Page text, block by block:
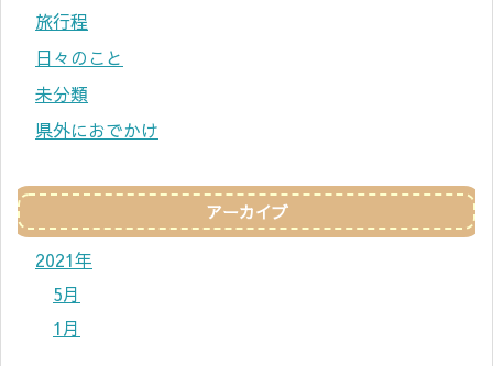
旅行程
日々のこと
未分類
県外におでかけ
アーカイブ
2021年
5月
1月